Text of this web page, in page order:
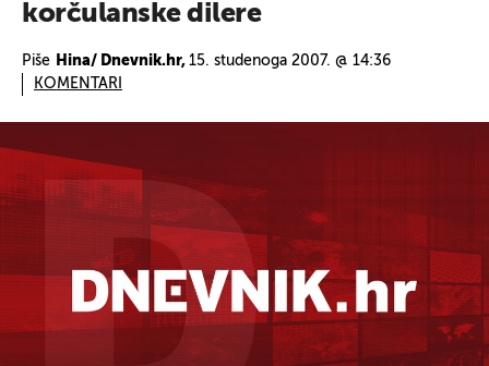
korčulanske dilere
Piše Hina/ Dnevnik.hr, 15. studenoga 2007. @ 14:36
KOMENTARI